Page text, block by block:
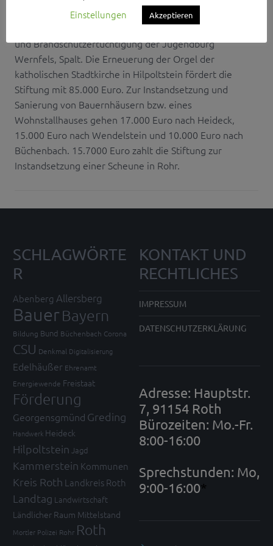
Einzelbetrag erhält mit 262.000 Euro der
Landesverband des CVJM, als Zuschuss zur Sanierung
und Brandschutzertüchtigung der Jugendburg
Wernfels, Spalt. Die Erneuerung der Orgel der
katholischen Stadtkirche in Hilpoltstein fördert die
Stiftung mit 85.000 Euro. Zur Instandsetzung und
Sanierung von Bauernhäusern bzw. eines
Wohnstallhauses gehen 17.000 Euro nach Heideck,
15.000 Euro nach Wendelstein und 10.000 Euro nach
Büchenbach. 15.7000 Euro zahlt die Stiftung zur
Instandsetzung einer Scheune in Rohr.
SCHLAGWÖRTE
R
Abenberg Allersberg
Bauer Bayern
Bildung Bund Büchenbach Corona
CSU Denkmal Digitalisierung
Edelhäußer Ehrenamt
Energiewende Freistaat
Förderung
Georgensgmünd Greding
Handwerk Heideck
Hilpoltstein Jagd
Kammerstein Kommunen
Kreis Roth Landkreis Roth
Landtag Landwirtschaft
Ländlicher Raum Mittelstand
Mortler Polizei Rohr Roth
KONTAKT UND
RECHTLICHES
IMPRESSUM
DATENSCHUTZERKLÄRUNG
Adresse: Hauptstr.
7, 91154 Roth
Bürozeiten: Mo.-Fr.
8:00-16:00
Sprechstunden: Mo,
9:00-16:00*
Einstellungen
Akzeptieren